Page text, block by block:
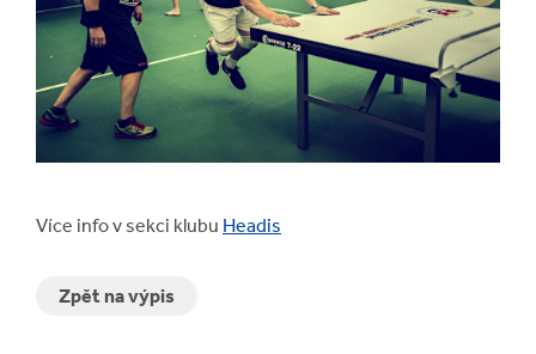
Více info v sekci klubu Headis
Zpět na výpis